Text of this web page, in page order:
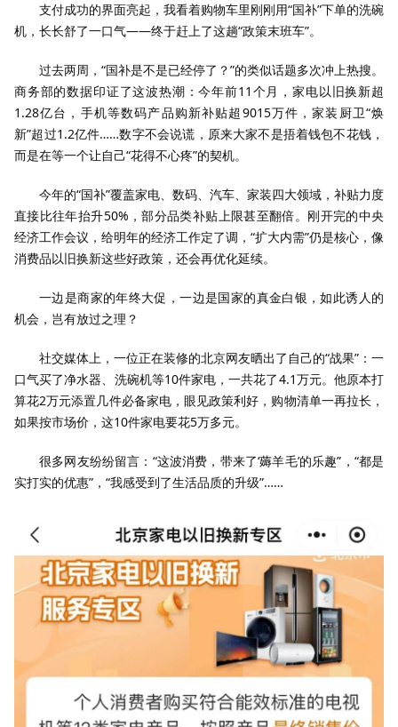
支付成功的界面亮起，我看着购物车里刚刚用“国补”下单的洗碗
机，长长舒了一口气——终于赶上了这趟“政策末班车”。
过去两周，“国补是不是已经停了？”的类似话题多次冲上热搜。
商务部的数据印证了这波热潮：今年前11个月，家电以旧换新超
1.28亿台，手机等数码产品购新补贴超9015万件，家装厨卫“焕
新”超过1.2亿件……数字不会说谎，原来大家不是捂着钱包不花钱，
而是在等一个让自己“花得不心疼”的契机。
今年的“国补”覆盖家电、数码、汽车、家装四大领域，补贴力度
直接比往年抬升50%，部分品类补贴上限甚至翻倍。刚开完的中央
经济工作会议，给明年的经济工作定了调，“扩大内需”仍是核心，像
消费品以旧换新这些好政策，还会再优化延续。
一边是商家的年终大促，一边是国家的真金白银，如此诱人的
机会，岂有放过之理？
社交媒体上，一位正在装修的北京网友晒出了自己的“战果”：一
口气买了净水器、洗碗机等10件家电，一共花了4.1万元。他原本打
算花2万元添置几件必备家电，眼见政策利好，购物清单一再拉长，
如果按市场价，这10件家电要花5万多元。
很多网友纷纷留言：“这波消费，带来了‘薅羊毛’的乐趣”，“都是
实打实的优惠”，“我感受到了生活品质的升级”……